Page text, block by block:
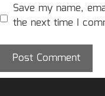
Save my name,
the next time I